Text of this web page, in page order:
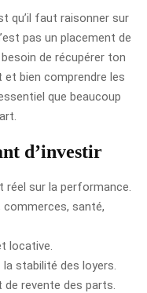
qu’il faut raisonner sur
pas un placement de
de récupérer ton
bien comprendre les
que beaucoup
d’investir
sur la performance.
commerces, santé,
locative.
stabilité des loyers.
revente des parts.